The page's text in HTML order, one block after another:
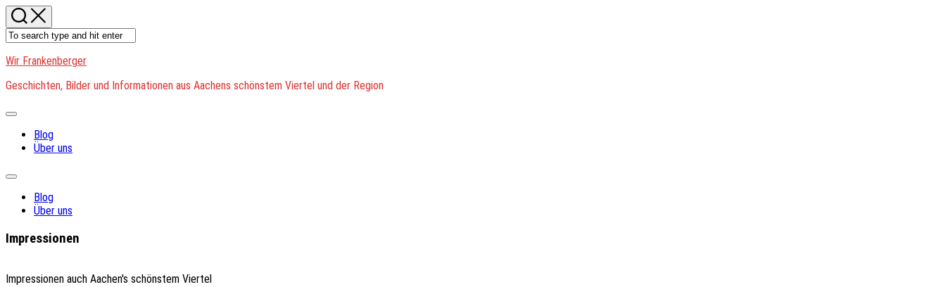
Skip
to
content
Wir Frankenberger
Geschichten, Bilder und Informationen aus Aachens schönstem Viertel und der Region
Expand
Blog
Über uns
Expand
Blog
Über uns
Impressionen
Impressionen auch Aachen's schönstem Viertel